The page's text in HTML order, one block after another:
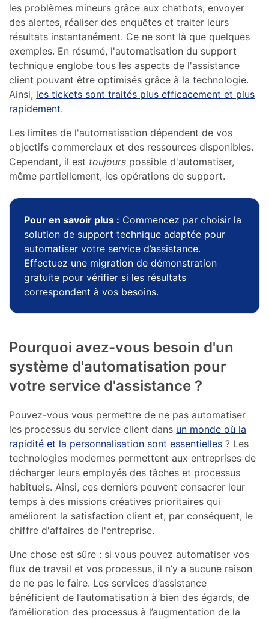
les problèmes mineurs grâce aux chatbots, envoyer
des alertes, réaliser des enquêtes et traiter leurs
résultats instantanément. Ce ne sont là que quelques
exemples. En résumé, l'automatisation du support
technique englobe tous les aspects de l'assistance
client pouvant être optimisés grâce à la technologie.
Ainsi, les tickets sont traités plus efficacement et plus
rapidement.
Les limites de l'automatisation dépendent de vos
objectifs commerciaux et des ressources disponibles.
Cependant, il est toujours possible d'automatiser,
même partiellement, les opérations de support.
Pour en savoir plus : Commencez par choisir la
solution de support technique adaptée pour
automatiser votre service d’assistance.
Effectuez une migration de démonstration
gratuite pour vérifier si les résultats
correspondent à vos besoins.
Pourquoi avez-vous besoin d'un
système d'automatisation pour
votre service d'assistance ?
Pouvez-vous vous permettre de ne pas automatiser
les processus du service client dans un monde où la
rapidité et la personnalisation sont essentielles ? Les
technologies modernes permettent aux entreprises de
décharger leurs employés des tâches et processus
habituels. Ainsi, ces derniers peuvent consacrer leur
temps à des missions créatives prioritaires qui
améliorent la satisfaction client et, par conséquent, le
chiffre d'affaires de l'entreprise.
Une chose est sûre : si vous pouvez automatiser vos
flux de travail et vos processus, il n’y a aucune raison
de ne pas le faire. Les services d’assistance
bénéficient de l’automatisation à bien des égards, de
l’amélioration des processus à l’augmentation de la